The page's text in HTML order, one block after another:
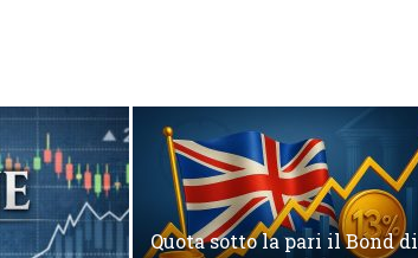
Quota sotto la pari il Bond di